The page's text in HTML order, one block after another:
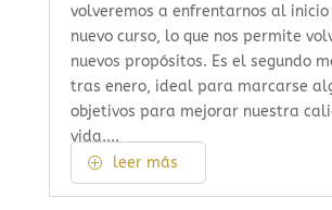
volveremos a enfrentarnos al inicio
nuevo curso, lo que nos permite
nuevos propósitos. Es el segundo
tras enero, ideal para marcarse
objetivos para mejorar nuestra
vida....
leer más